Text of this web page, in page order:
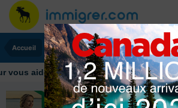
Accueil
aider tout au long de votre transition